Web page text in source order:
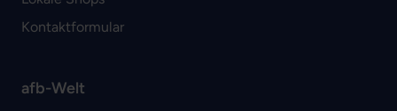
Kontaktformular
afb-Welt